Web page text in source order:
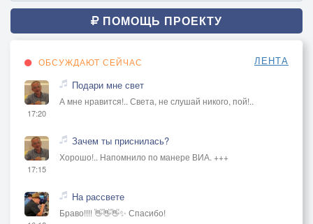
ПОМОЩЬ ПРОЕКТУ
ОБСУЖДАЮТ СЕЙЧАС ЛЕНТА
17:20
Подари мне свет
А мне нравится!.. Света, не слушай никого, пой!..
17:15
Зачем ты приснилась?
Хорошо!.. Напомнило по манере ВИА. +++
На рассвете
Браво!!!! 👋👋👋✨ Спасибо!